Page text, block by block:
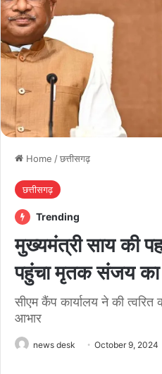
Home /छत्तीसगढ़
छत्तीसगढ़
Trending
मुख्यमंत्री साय की
पहुंचा मृतक संजय
सीएम कैंप कार्यालय ने की त्वरित
आभार
news desk October 9, 2024